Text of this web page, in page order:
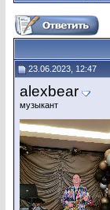
23.06.2023, 12:47
alexbear
музыкант